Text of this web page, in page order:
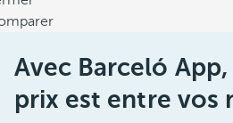
Avec Barceló
prix est entre vos